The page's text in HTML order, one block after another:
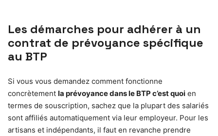
Les démarches pour adhérer à un
contrat de prévoyance spécifique
au BTP
Si vous vous demandez comment fonctionne
concrètement la prévoyance dans le BTP c’est quoi en
termes de souscription, sachez que la plupart des salariés
sont affiliés automatiquement via leur employeur. Pour les
artisans et indépendants, il faut en revanche prendre